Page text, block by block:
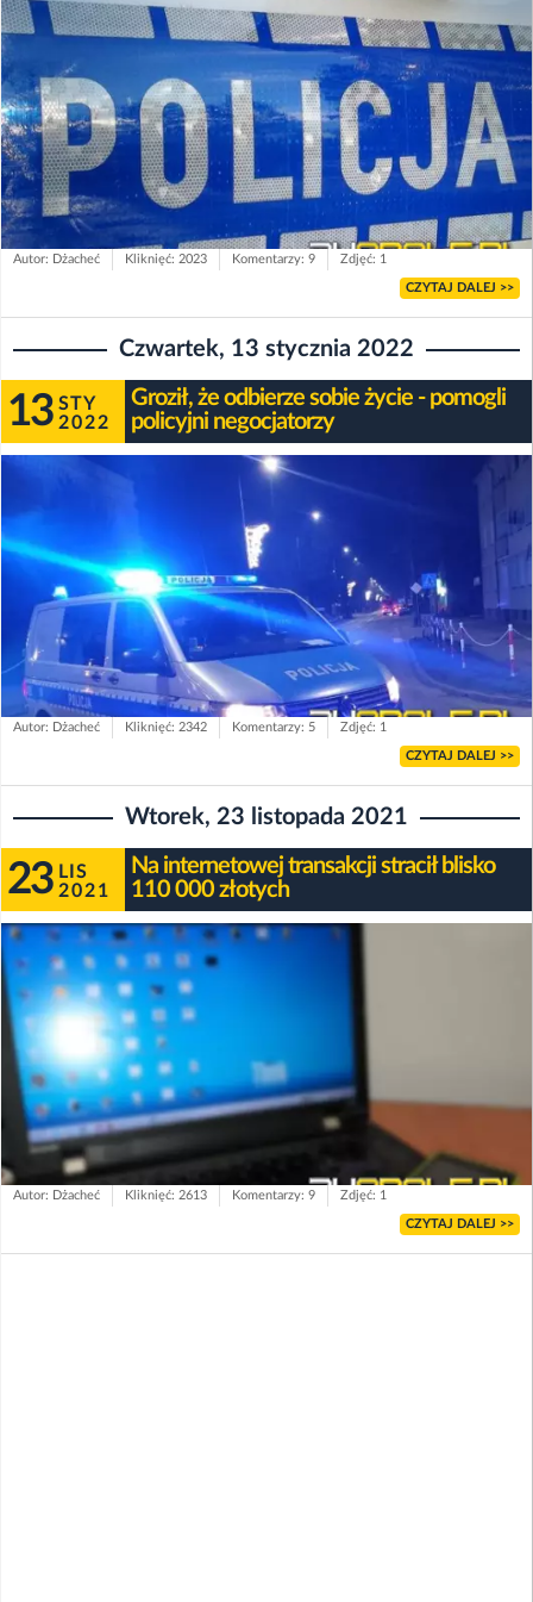
Autor: Dżacheć Kliknięć: 2023 Komentarzy: 9 Zdjęć: 1
CZYTAJ DALEJ >>
Czwartek, 13 stycznia 2022
13 STY
2022
Groził, że odbierze sobie życie - pomogli
policyjni negocjatorzy
Autor: Dżacheć Kliknięć: 2342 Komentarzy: 5 Zdjęć: 1
CZYTAJ DALEJ >>
Wtorek, 23 listopada 2021
23 LIS
2021
Na internetowej transakcji stracił blisko
110 000 złotych
Autor: Dżacheć Kliknięć: 2613 Komentarzy: 9 Zdjęć: 1
CZYTAJ DALEJ >>